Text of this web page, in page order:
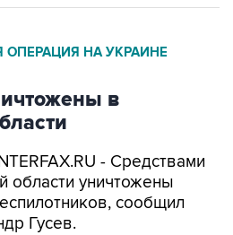
ОПЕРАЦИЯ НА УКРАИНЕ
в
- Средствами
уничтожены
сообщил
Гусев.